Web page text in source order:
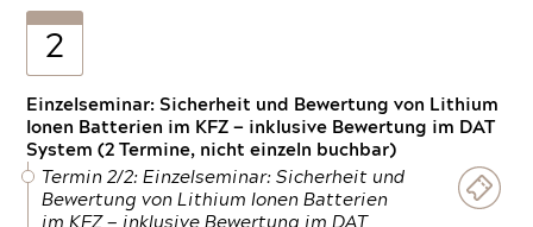
2
Einzelseminar: Sicherheit und Bewertung von Lithium
Ionen Batterien im KFZ — inklusive Bewertung im DAT
System (2 Termine, nicht einzeln buchbar)
Termin 2/2: Einzelseminar: Sicherheit und
Bewertung von Lithium Ionen Batterien
im KFZ — inklusive Bewertung im DAT